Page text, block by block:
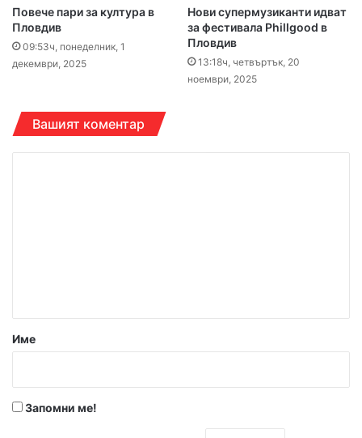
Повече пари за култура в
Пловдив
09:53ч, понеделник, 1
декември, 2025
Нови супермузиканти идват
за фестивала Phillgood в
Пловдив
13:18ч, четвъртък, 20
ноември, 2025
Вашият коментар
р
Име
Запомни ме!